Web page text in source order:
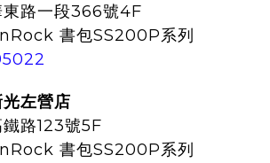
東路一段366號4F
書包SS200P系列
左營店
路123號5F
書包SS200P系列